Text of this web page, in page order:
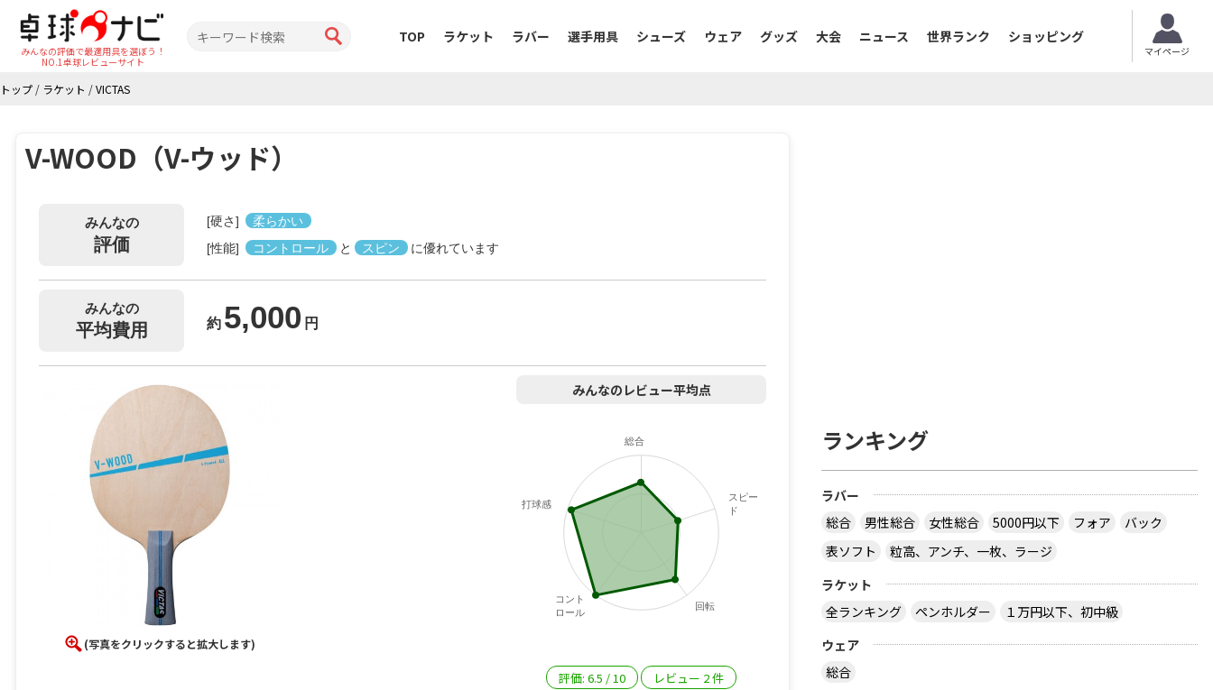
みんなの評価で最適用具を選ぼう！
NO.1卓球レビューサイト
TOP ラケット ラバー 選手用具 シューズ ウェア グッズ 大会 ニュース 世界ランク ショッピング
マイページ
トップ / ラケット /VICTAS
V-WOOD（V-ウッド）
みんなの
評価
[硬さ]
柔らかい
[性能]
コントロール と スピン に優れています
みんなの
平均費用 約 5,000 円
(写真をクリックすると拡大します)
みんなのレビュー平均点
総合
スピー
ド
回転
コント
ロール
打球感
評価:6.5 /10 レビュー 2件
ランキング
ラバー
総合
男性総合 女性総合 5000円以下 フォア
バック
表ソフト
粒高、アンチ、一枚、ラージ
ラケット
全ランキング
ペンホルダー
１万円以下、初中級
ウェア
総合